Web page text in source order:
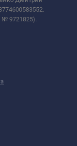
№ 9721825).